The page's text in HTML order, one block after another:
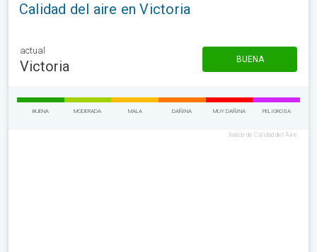
Calidad del aire en Victoria
actual
Victoria BUENA
BUENA MODERADA MALA DAÑINA MUY DAÑINA PELIGROSA
Índice de Calidad del Aire